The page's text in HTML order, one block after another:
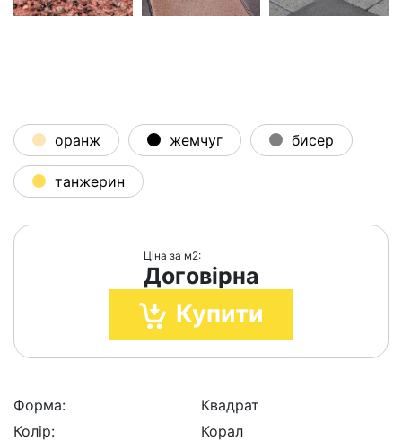
оранж жемчуг бисер
танжерин
Ціна за м2:
Договірна
Купити
Форма:
Квадрат
Колір:
Корал